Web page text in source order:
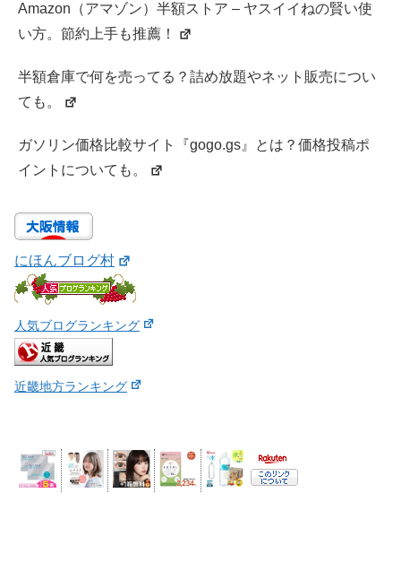
Amazon（アマゾン）半額ストア – ヤスイイねの賢い使
い方。節約上手も推薦！
半額倉庫で何を売ってる？詰め放題やネット販売につい
ても。
ガソリン価格比較サイト『gogo.gs』とは？価格投稿ポ
イントについても。
にほんブログ村
人気ブログランキング
近畿地方ランキング